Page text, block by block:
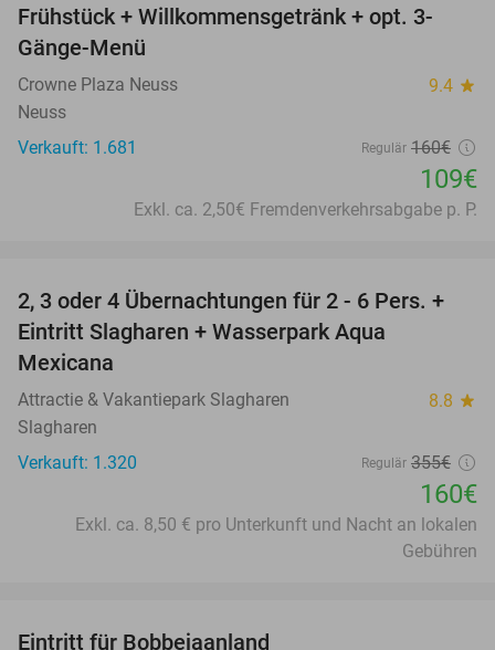
Frühstück + Willkommensgetränk + opt. 3-
Gänge-Menü
Crowne Plaza Neuss 9.4 star
Neuss
Verkauft: 1.681
Regulär 160€
109€
Exkl. ca. 2,50€ Fremdenverkehrsabgabe p. P.
55%
2, 3 oder 4 Übernachtungen für 2 - 6 Pers. +
Eintritt Slagharen + Wasserpark Aqua
Mexicana
Attractie & Vakantiepark Slagharen 8.8 star
Slagharen
Verkauft: 1.320
Regulär 355€
160€
Exkl. ca. 8,50 € pro Unterkunft und Nacht an lokalen
Gebühren
Eintritt für Bobbejaanland